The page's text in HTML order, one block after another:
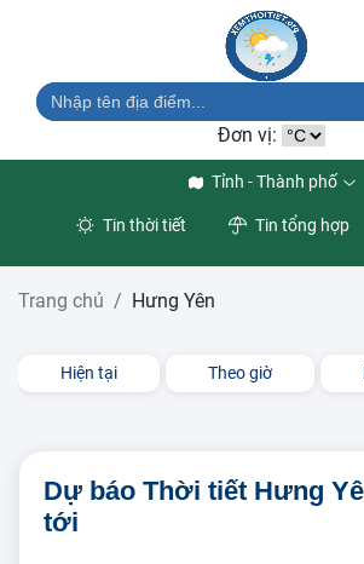
Đơn vị:
Tỉnh - Thành phố
Tin thời tiết Tin tổng hợp
Trang chủ Hưng Yên
Hiện tại Theo giờ
Dự báo Thời tiết Hưng
tới